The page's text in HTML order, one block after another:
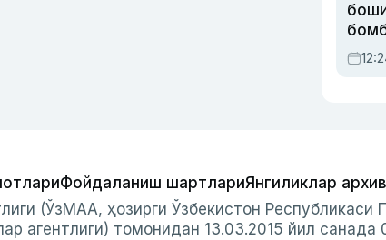
Фойдаланиш шартлариЯнгиликлар
(ЎзМАА, ҳозирги Ўзбекистон Республикаси
агентлиги) томонидан 13.03.2015 йил санада